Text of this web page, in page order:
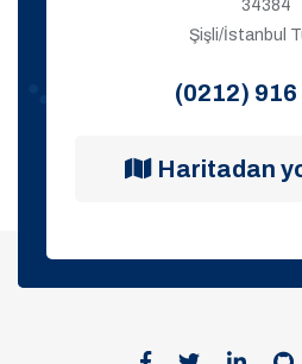
34384
Şişli/İstanbul
(0212) 916
Haritadan